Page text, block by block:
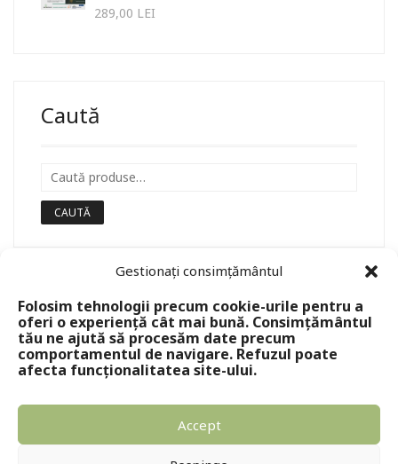
Gestionați consimțământul
Folosim tehnologii precum cookie-urile pentru a
oferi o experiență cât mai bună. Consimțământul
tău ne ajută să procesăm date precum
comportamentul de navigare. Refuzul poate
afecta funcționalitatea site-ului.
Accept
289,00 LEI
Caută
CAUTĂ